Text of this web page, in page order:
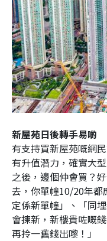
新屋苑日後轉手易啲
有支持買新屋苑嘅網
有升值潛力，確實大
之後，邊個仲會買？
去，你單幢10/20年都
定係新單幢」、「同
會揀新，新樓貴咗嘅
再拎一舊錢出嚟！」